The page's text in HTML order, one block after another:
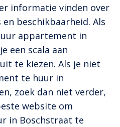
informatie vinden over
beschikbaarheid. Als
appartement in
een scala aan
te kiezen. Als je niet
te huur in
zoek dan niet verder,
website om
in Boschstraat te